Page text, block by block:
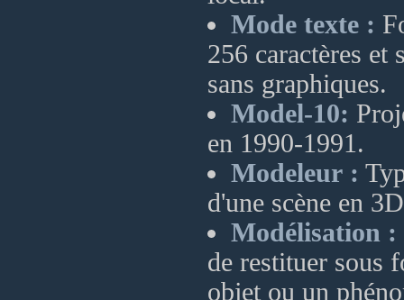
Mode texte :
256 caractères et
sans graphiques.
Model-10:
en 1990-1991.
Modeleur :
d'une scène en
Modélisation :
de restituer sous
objet ou un